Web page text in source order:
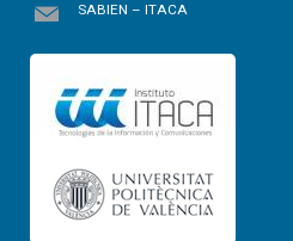
SABIEN – ITACA